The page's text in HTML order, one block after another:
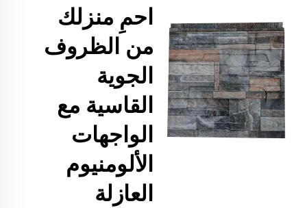
احمِ منزلك
من الظروف
الجوية
القاسية مع
الواجهات
الألومنيوم
العازلة